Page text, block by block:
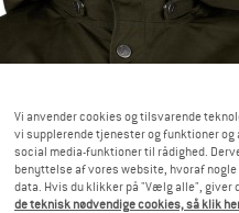
Vi anvender cookies og tilsvarende
vi supplerende tjenester og funktioner
social media-funktioner til rådighed.
benyttelse af vores website, hvoraf
data. Hvis du klikker på "Vælg alle", giver
de teknisk nødvendige cookies, så klik